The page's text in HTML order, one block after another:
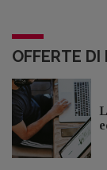
OFFERTE DI